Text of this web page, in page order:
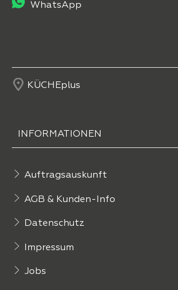
WhatsApp
KÜCHEplus
INFORMATIONEN
Auftragsauskunft
AGB & Kunden-Info
Datenschutz
Impressum
Jobs